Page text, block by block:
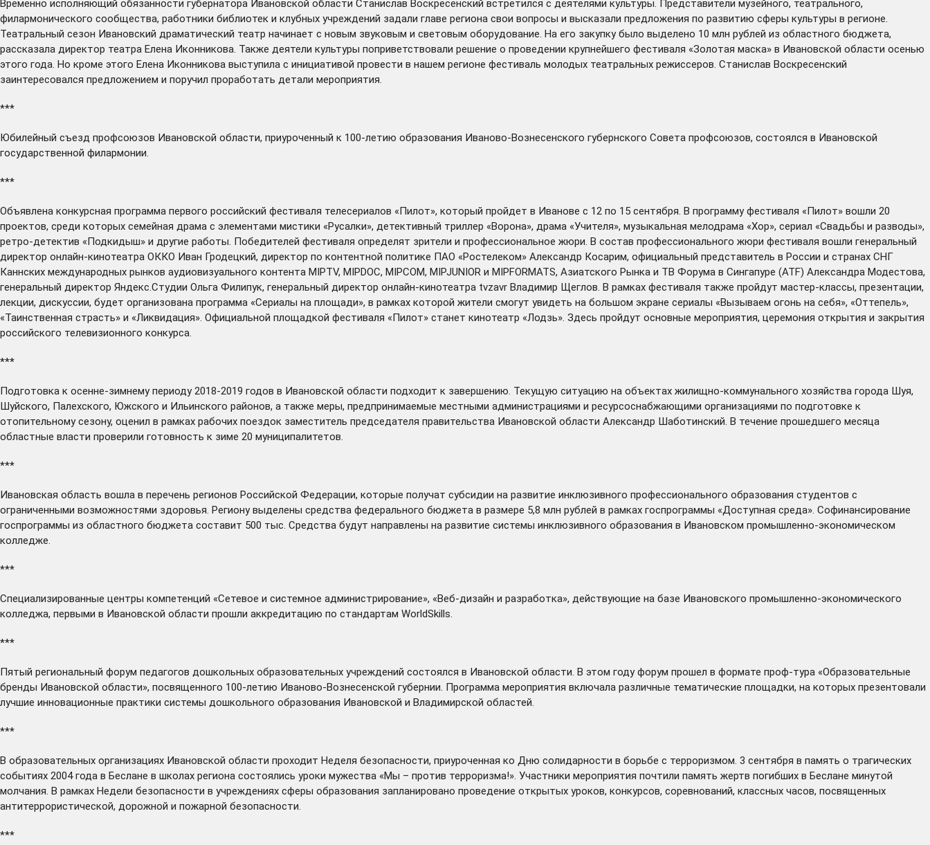
Временно исполняющий обязанности губернатора Ивановской области Станислав Воскресенский встретился с деятелями культуры. Представители музейного, театрального,
филармонического сообщества, работники библиотек и клубных учреждений задали главе региона свои вопросы и высказали предложения по развитию сферы культуры в регионе.
Театральный сезон Ивановский драматический театр начинает с новым звуковым и световым оборудование. На его закупку было выделено 10 млн рублей из областного бюджета,
рассказала директор театра Елена Иконникова. Также деятели культуры поприветствовали решение о проведении крупнейшего фестиваля «Золотая маска» в Ивановской области осенью
этого года. Но кроме этого Елена Иконникова выступила с инициативой провести в нашем регионе фестиваль молодых театральных режиссеров. Станислав Воскресенский
заинтересовался предложением и поручил проработать детали мероприятия.
***
Юбилейный съезд профсоюзов Ивановской области, приуроченный к 100-летию образования Иваново-Вознесенского губернского Совета профсоюзов, состоялся в Ивановской
государственной филармонии.
***
Объявлена конкурсная программа первого российский фестиваля телесериалов «Пилот», который пройдет в Иванове с 12 по 15 сентября. В программу фестиваля «Пилот» вошли 20
проектов, среди которых семейная драма с элементами мистики «Русалки», детективный триллер «Ворона», драма «Учителя», музыкальная мелодрама «Хор», сериал «Свадьбы и разводы»,
ретро-детектив «Подкидыш» и другие работы. Победителей фестиваля определят зрители и профессиональное жюри. В состав профессионального жюри фестиваля вошли генеральный
директор онлайн-кинотеатра ОККО Иван Гродецкий, директор по контентной политике ПАО «Ростелеком» Александр Косарим, официальный представитель в России и странах СНГ
Каннских международных рынков аудиовизуального контента MIPTV, MIPDOC, MIPCOM, MIPJUNIOR и MIPFORMATS, Азиатского Рынка и ТВ Форума в Сингапуре (ATF) Александра Модестова,
генеральный директор Яндекс.Студии Ольга Филипук, генеральный директор онлайн-кинотеатра tvzavr Владимир Щеглов. В рамках фестиваля также пройдут мастер-классы, презентации,
лекции, дискуссии, будет организована программа «Сериалы на площади», в рамках которой жители смогут увидеть на большом экране сериалы «Вызываем огонь на себя», «Оттепель»,
«Таинственная страсть» и «Ликвидация». Официальной площадкой фестиваля «Пилот» станет кинотеатр «Лодзь». Здесь пройдут основные мероприятия, церемония открытия и закрытия
российского телевизионного конкурса.
***
Подготовка к осенне-зимнему периоду 2018-2019 годов в Ивановской области подходит к завершению. Текущую ситуацию на объектах жилищно-коммунального хозяйства города Шуя,
Шуйского, Палехского, Южского и Ильинского районов, а также меры, предпринимаемые местными администрациями и ресурсоснабжающими организациями по подготовке к
отопительному сезону, оценил в рамках рабочих поездок заместитель председателя правительства Ивановской области Александр Шаботинский. В течение прошедшего месяца
областные власти проверили готовность к зиме 20 муниципалитетов.
***
Ивановская область вошла в перечень регионов Российской Федерации, которые получат субсидии на развитие инклюзивного профессионального образования студентов с
ограниченными возможностями здоровья. Региону выделены средства федерального бюджета в размере 5,8 млн рублей в рамках госпрограммы «Доступная среда». Софинансирование
госпрограммы из областного бюджета составит 500 тыс. Средства будут направлены на развитие системы инклюзивного образования в Ивановском промышленно-экономическом
колледже.
***
Специализированные центры компетенций «Сетевое и системное администрирование», «Веб-дизайн и разработка», действующие на базе Ивановского промышленно-экономического
колледжа, первыми в Ивановской области прошли аккредитацию по стандартам WorldSkills.
***
Пятый региональный форум педагогов дошкольных образовательных учреждений состоялся в Ивановской области. В этом году форум прошел в формате проф-тура «Образовательные
бренды Ивановской области», посвященного 100-летию Иваново-Вознесенской губернии. Программа мероприятия включала различные тематические площадки, на которых презентовали
лучшие инновационные практики системы дошкольного образования Ивановской и Владимирской областей.
***
В образовательных организациях Ивановской области проходит Неделя безопасности, приуроченная ко Дню солидарности в борьбе с терроризмом. 3 сентября в память о трагических
событиях 2004 года в Беслане в школах региона состоялись уроки мужества «Мы – против терроризма!». Участники мероприятия почтили память жертв погибших в Беслане минутой
молчания. В рамках Недели безопасности в учреждениях сферы образования запланировано проведение открытых уроков, конкурсов, соревнований, классных часов, посвященных
антитеррористической, дорожной и пожарной безопасности.
***